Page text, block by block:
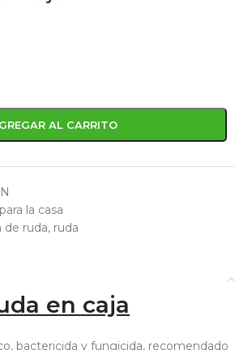
AL CARRITO
la casa
de ruda, ruda
en caja
bactericida y fungicida, recomendado